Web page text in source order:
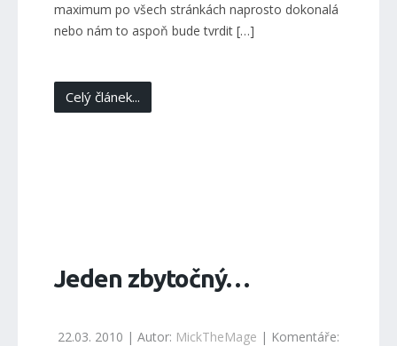
maximum po všech stránkách naprosto dokonalá
nebo nám to aspoň bude tvrdit […]
Celý článek...
Jeden zbytočný…
22.03. 2010 | Autor: MickTheMage | Komentáře: